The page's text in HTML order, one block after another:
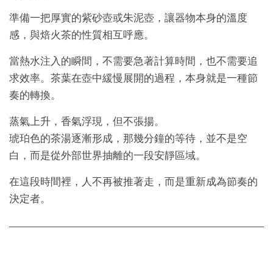
準備一把厚實的紫砂壺或朱泥壺，讓器物本身的溫度
感，與焙火茶的性質相互呼應。
當熱水注入的瞬間，不需要急著計算時間，也不需要追
求效率。茶葉在壺中緩慢展開的過程，本身就是一種節
奏的轉換。
蒸氣上升，香氣浮現，但不張揚。
琥珀色的茶湯逐漸形成，那幾分鐘的等待，並不是空
白，而是從外部世界抽離的一段安靜區域。
在這段時間裡，人不再被推著走，而是重新成為節奏的
決定者。